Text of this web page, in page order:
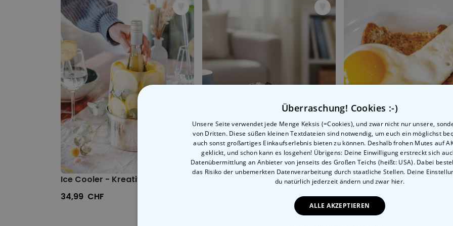
Ice Cooler - Kreativer Flaschenkühler
34,99 CHF
Katzen Müslischale
Penis Spiegeleier-Form
12,99 CHF
Überraschung! Cookies :-)
Unsere Seite verwendet jede Menge Keksis (=Cookies), und zwar nicht nur unsere,
von Dritten. Diese süßen kleinen Textdateien sind notwendig, um euch ein möglichst
auch sonst großartiges Einkaufserlebnis bieten zu können. Deshalb frohen Mutes auf
geklickt, und schon kann es losgehen! Übrigens: Deine Einwilligung erstreckt sich
Datenübermittlung an Anbieter von jenseits des Großen Teichs (heißt: USA). Dabei
das Risiko der unbemerkten Datenverarbeitung durch staatliche Stellen. Deine
du natürlich jederzeit ändern und zwar hier.
ALLE AKZEPTIEREN